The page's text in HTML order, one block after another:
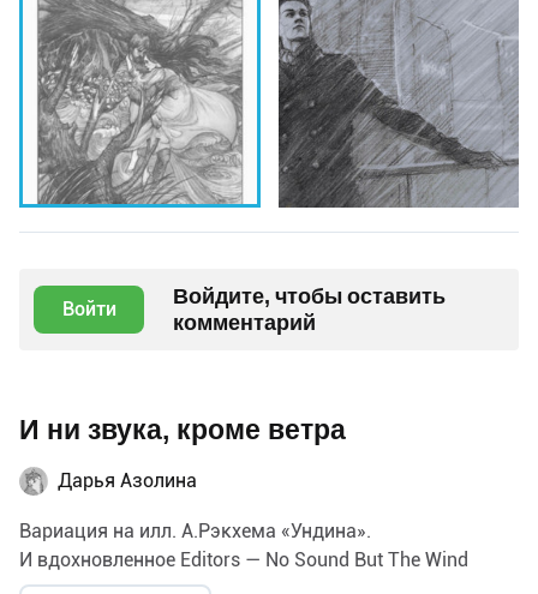
Войти
Войдите, чтобы оставить
комментарий
И ни звука, кроме ветра
Дарья Азолина
Вариация на илл. А.Рэкхема «Ундина».
И вдохновленное Editors — No Sound But The Wind